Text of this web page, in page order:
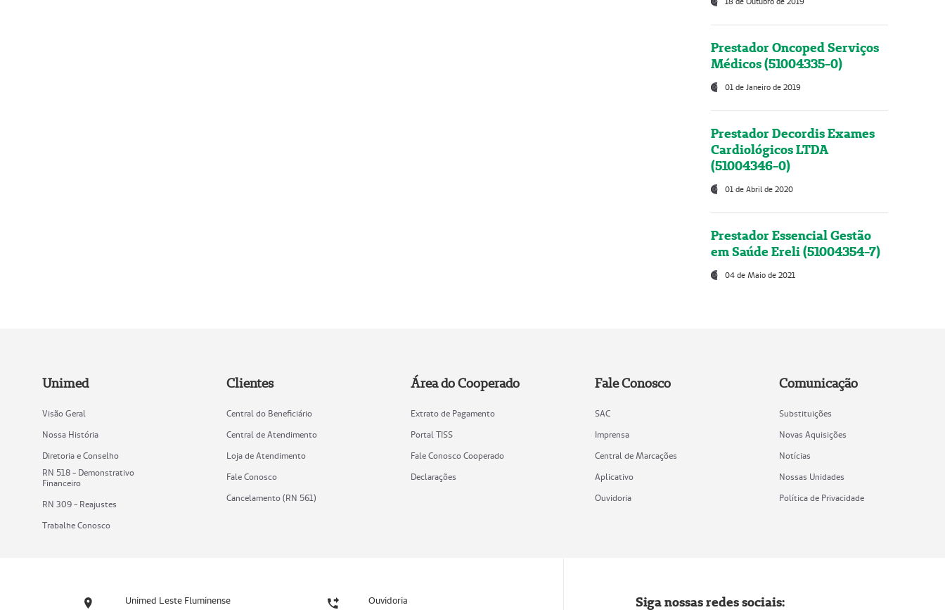
Prestador Oncoped Serviços
Médicos (51004335-0)
01 de Janeiro de 2019
Prestador Decordis Exames
Cardiológicos LTDA
(51004346-0)
01 de Abril de 2020
Prestador Essencial Gestão
em Saúde Ereli (51004354-7)
04 de Maio de 2021
Unimed
Visão Geral
Nossa História
Diretoria e Conselho
RN 518 - Demonstrativo
Financeiro
RN 309 - Reajustes
Trabalhe Conosco
Clientes
Central do Beneficiário
Central de Atendimento
Loja de Atendimento
Fale Conosco
Cancelamento (RN 561)
Área do Cooperado
Extrato de Pagamento
Portal TISS
Fale Conosco Cooperado
Declarações
Fale Conosco
SAC
Imprensa
Central de Marcações
Aplicativo
Ouvidoria
Comunicação
Substituições
Novas Aquisições
Notícias
Nossas Unidades
Política de Privacidade
Unimed Leste Fluminense Ouvidoria Siga nossas redes sociais: